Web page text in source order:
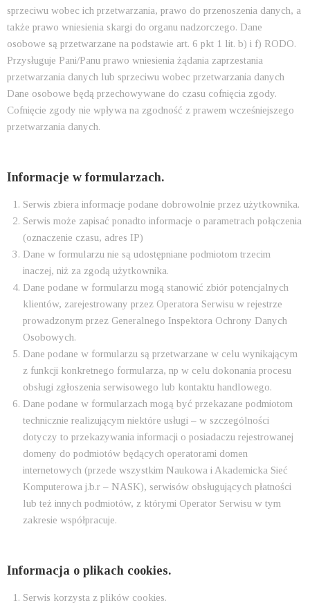
sprzeciwu wobec ich przetwarzania, prawo do przenoszenia danych, a
także prawo wniesienia skargi do organu nadzorczego. Dane
osobowe są przetwarzane na podstawie art. 6 pkt 1 lit. b) i f) RODO.
Przysługuje Pani/Panu prawo wniesienia żądania zaprzestania
przetwarzania danych lub sprzeciwu wobec przetwarzania danych
Dane osobowe będą przechowywane do czasu cofnięcia zgody.
Cofnięcie zgody nie wpływa na zgodność z prawem wcześniejszego
przetwarzania danych.
Informacje w formularzach.
Serwis zbiera informacje podane dobrowolnie przez użytkownika.
Serwis może zapisać ponadto informacje o parametrach połączenia
(oznaczenie czasu, adres IP)
Dane w formularzu nie są udostępniane podmiotom trzecim
inaczej, niż za zgodą użytkownika.
Dane podane w formularzu mogą stanowić zbiór potencjalnych
klientów, zarejestrowany przez Operatora Serwisu w rejestrze
prowadzonym przez Generalnego Inspektora Ochrony Danych
Osobowych.
Dane podane w formularzu są przetwarzane w celu wynikającym
z funkcji konkretnego formularza, np w celu dokonania procesu
obsługi zgłoszenia serwisowego lub kontaktu handlowego.
Dane podane w formularzach mogą być przekazane podmiotom
technicznie realizującym niektóre usługi – w szczególności
dotyczy to przekazywania informacji o posiadaczu rejestrowanej
domeny do podmiotów będących operatorami domen
internetowych (przede wszystkim Naukowa i Akademicka Sieć
Komputerowa j.b.r – NASK), serwisów obsługujących płatności
lub też innych podmiotów, z którymi Operator Serwisu w tym
zakresie współpracuje.
Informacja o plikach cookies.
Serwis korzysta z plików cookies.